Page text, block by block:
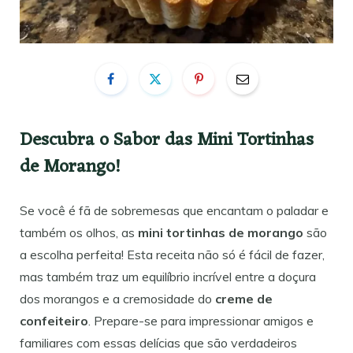
Descubra o Sabor das Mini Tortinhas
de Morango!
Se você é fã de sobremesas que encantam o paladar e
também os olhos, as mini tortinhas de morango são
a escolha perfeita! Esta receita não só é fácil de fazer,
mas também traz um equilíbrio incrível entre a doçura
dos morangos e a cremosidade do creme de
confeiteiro . Prepare-se para impressionar amigos e
familiares com essas delícias que são verdadeiros